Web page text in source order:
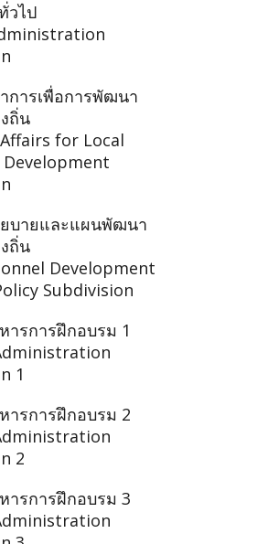
วไป
การเพื่อการพัฒนา
ถิ่น
for Local
Development
บายและแผนพัฒนา
ถิ่น
Development
Subdivision
ารการฝึกอบรม 1
1
ารการฝึกอบรม 2
2
ารการฝึกอบรม 3